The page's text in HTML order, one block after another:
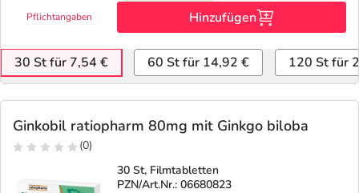
Pflichtangaben Hinzufügen
30 St für 7,54 € 60 St für 14,92 € 120 St für
Ginkobil ratiopharm 80mg mit Ginkgo biloba
(0)
30 St, Filmtabletten
PZN/Art.Nr.: 06680823